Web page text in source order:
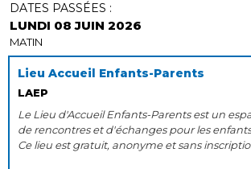
Lieu Accueil Enfants-Parents
LAEP
DATES PASSÉES :
LUNDI 08 JUIN 2026
MATIN
Le Lieu d'Accueil Enfants-Parents est un
de rencontres et d'échanges pour les
Ce lieu est gratuit, anonyme et sans